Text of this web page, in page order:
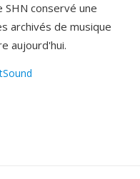
conservé une
archivés de musique
aujourd'hui.